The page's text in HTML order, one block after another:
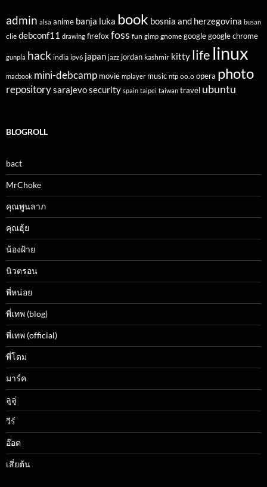
admin alsa anime banja luka book bosnia and herzegovina busan
clie debconf11 drawing firefox foss fun gimp gnome google google chrome
gunpla hack india ipv6 japan jazz jordan kashmir kitty life linux
macbook mini-debcamp movie mplayer music ntp oo.o opera photo
repositorysarajevosecurity spain taipei taiwan travel ubuntu
BLOGROLL
bact
MrChoke
คุณพูนลาภ
คุณฮุ้ย
น้องฝ้าย
นิวตรอน
พี่หน่อย
พี่เทพ (blog)
พี่เทพ (official)
พี่โดม
มาร์ค
ลูลู่
วีร์
อ๊อต
เสี่ยต้น